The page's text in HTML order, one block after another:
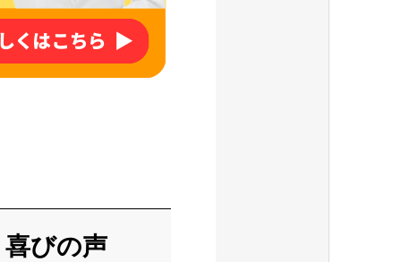
びの声